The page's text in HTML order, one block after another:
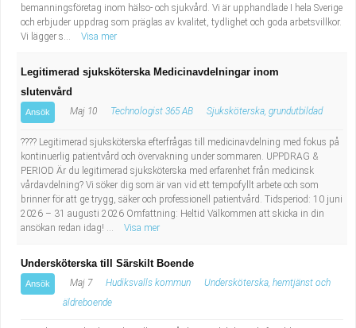
bemanningsföretag inom hälso- och sjukvård. Vi är upphandlade I hela Sverige
och erbjuder uppdrag som präglas av kvalitet, tydlighet och goda arbetsvillkor.
Vi lägger s...
Visa mer
Legitimerad sjuksköterska Medicinavdelningar inom
slutenvård
Ansök Maj 10 Technologist 365 AB Sjuksköterska, grundutbildad
???? Legitimerad sjuksköterska efterfrågas till medicinavdelning med fokus på
kontinuerlig patientvård och övervakning under sommaren. UPPDRAG &
PERIOD Är du legitimerad sjuksköterska med erfarenhet från medicinsk
vårdavdelning? Vi söker dig som är van vid ett tempofyllt arbete och som
brinner för att ge trygg, säker och professionell patientvård. Tidsperiod: 10 juni
2026 – 31 augusti 2026 Omfattning: Heltid Välkommen att skicka in din
ansökan redan idag! ...
Visa mer
Undersköterska till Särskilt Boende
Ansök Maj 7 Hudiksvalls kommun
Undersköterska, hemtjänst och
äldreboende